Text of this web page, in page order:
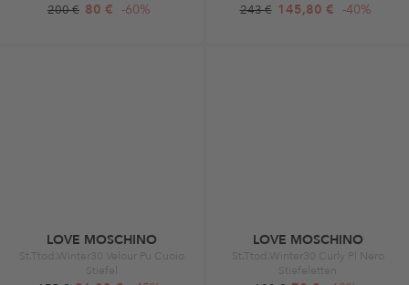
200 € 80 € -60% 243 € 145,80 € -40%
LOVE MOSCHINO
St.Ttod.Winter30 Velour Pu Cuoio
Stiefel
LOVE MOSCHINO
St.Ttod.Winter30 Curly Pl Nero
Stiefeletten